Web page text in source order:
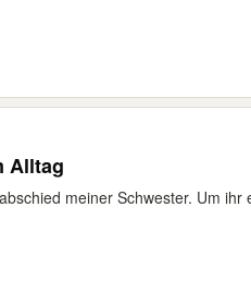
Alltag
meiner Schwester. Um ihr